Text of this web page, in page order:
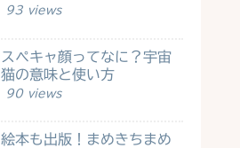
93 views
スペキャ顔ってなに？宇宙
猫の意味と使い方
90 views
絵本も出版！まめきちまめ